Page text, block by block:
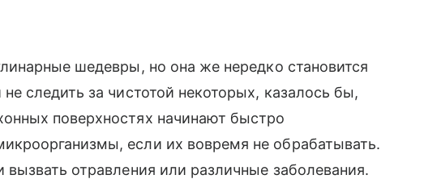
шедевры, но она же нередко становится
следить за чистотой некоторых, казалось бы,
поверхностях начинают быстро
если их вовремя не обрабатывать.
отравления или различные заболевания.